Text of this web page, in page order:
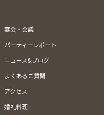
宴会・会議
パーティーレポート
ニュース&ブログ
よくあるご質問
アクセス
婚礼料理